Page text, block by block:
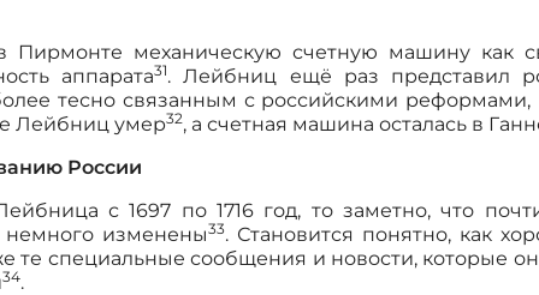
механическую счетную машину как
аппарата31. Лейбниц ещё раз представил
тесно связанным с российскими реформами,
Лейбниц умер32, а счетная машина осталась в
России
с 1697 по 1716 год, то заметно, что
изменены33. Становится понятно, как
те специальные сообщения и новости, которые
34.